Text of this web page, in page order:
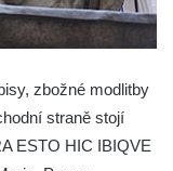
zbožné modlitby
straně stojí
ESTO HIC IBIQVE